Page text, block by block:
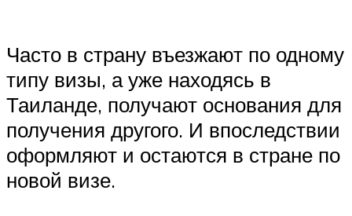
Часто в страну въезжают по одному
типу визы, а уже находясь в
Таиланде, получают основания для
получения другого. И впоследствии
оформляют и остаются в стране по
новой визе.